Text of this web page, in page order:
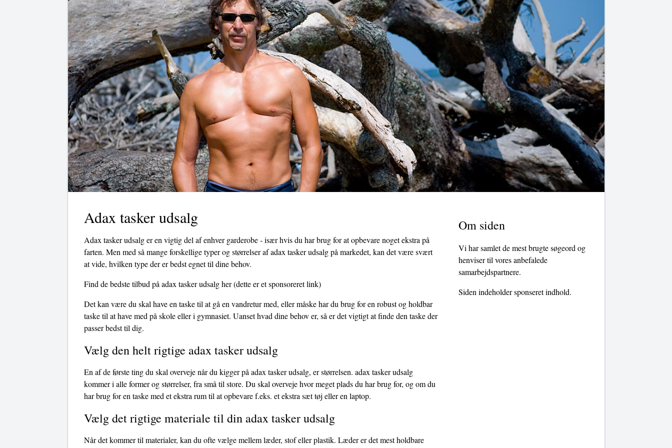
Adax tasker udsalg
Adax tasker udsalg er en vigtig del af enhver garderobe - især hvis du har brug for at opbevare noget ekstra på
farten. Men med så mange forskellige typer og størrelser af adax tasker udsalg på markedet, kan det være svært
at vide, hvilken type der er bedst egnet til dine behov.
Find de bedste tilbud på adax tasker udsalg her(dette er et sponsoreret link)
Det kan være du skal have en taske til at gå en vandretur med, eller måske har du brug for en robust og holdbar
taske til at have med på skole eller i gymnasiet. Uanset hvad dine behov er, så er det vigtigt at finde den taske der
passer bedst til dig.
Vælg den helt rigtige adax tasker udsalg
En af de første ting du skal overveje når du kigger på adax tasker udsalg, er størrelsen. adax tasker udsalg
kommer i alle former og størrelser, fra små til store. Du skal overveje hvor meget plads du har brug for, og om du
har brug for en taske med et ekstra rum til at opbevare f.eks. et ekstra sæt tøj eller en laptop.
Vælg det rigtige materiale til din adax tasker udsalg
Når det kommer til materialer, kan du ofte vælge mellem læder, stof eller plastik. Læder er det mest holdbare
Om siden
Vi har samlet de mest brugte søgeord og
henviser til vores anbefalede
samarbejdspartnere.
Siden indeholder sponseret indhold.